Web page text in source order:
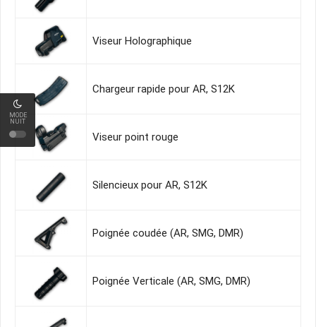
MODE
NUIT
Viseur Holographique
Chargeur rapide pour AR, S12K
Viseur point rouge
Silencieux pour AR, S12K
Poignée coudée (AR, SMG, DMR)
Poignée Verticale (AR, SMG, DMR)